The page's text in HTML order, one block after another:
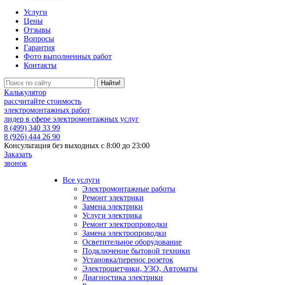
Услуги
Цены
Отзывы
Вопросы
Гарантия
Фото выполненных работ
Контакты
Калькулятор
рассчитайте стоимость
электромонтажных работ
лидер в сфере электромонтажных услуг
8 (499) 340 33 99
8 (926) 444 26 90
Консультация без выходных с 8:00 до 23:00
Заказать
звонок
Все услуги
Электромонтажные работы
Ремонт электрики
Замена электрики
Услуги электрика
Ремонт электропроводки
Замена электропроводки
Осветительное оборудование
Подключение бытовой техники
Установка/перенос розеток
Электрощетчики, УЗО, Автоматы
Диагностика электрики